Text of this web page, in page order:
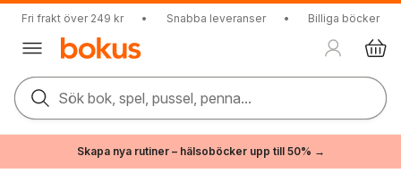
Fri frakt över 249 kr • Snabba leveranser • Billiga böcker
Sök bok, spel, pussel, penna...
Skapa nya rutiner – hälsoböcker upp till 50% →